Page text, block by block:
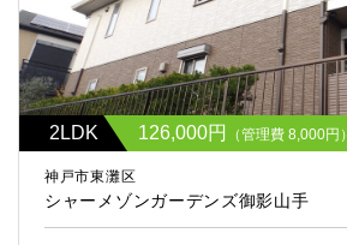
2LDK 126,000円 （管理費 8,000円）
神戸市東灘区
シャーメゾンガーデンズ御影山手